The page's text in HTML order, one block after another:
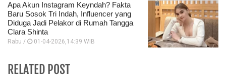
Apa Akun Instagram Keyndah? Fakta
Baru Sosok Tri Indah, Influencer yang
Diduga Jadi Pelakor di Rumah Tangga
Clara Shinta
Rabu / 01-04-2026,14:39 WIB
RELATED POST